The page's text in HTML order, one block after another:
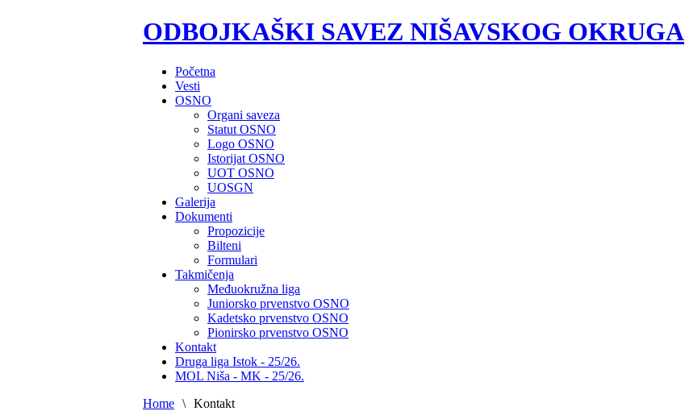
ODBOJKAŠKI SAVEZ NIŠAVSKOG OKRUGA
Početna
Vesti
OSNO
Organi saveza
Statut OSNO
Logo OSNO
Istorijat OSNO
UOT OSNO
UOSGN
Galerija
Dokumenti
Propozicije
Bilteni
Formulari
Takmičenja
Međuokružna liga
Juniorsko prvenstvo OSNO
Kadetsko prvenstvo OSNO
Pionirsko prvenstvo OSNO
Kontakt
Druga liga Istok - 25/26.
MOL Niša - MK - 25/26.
Home \ Kontakt